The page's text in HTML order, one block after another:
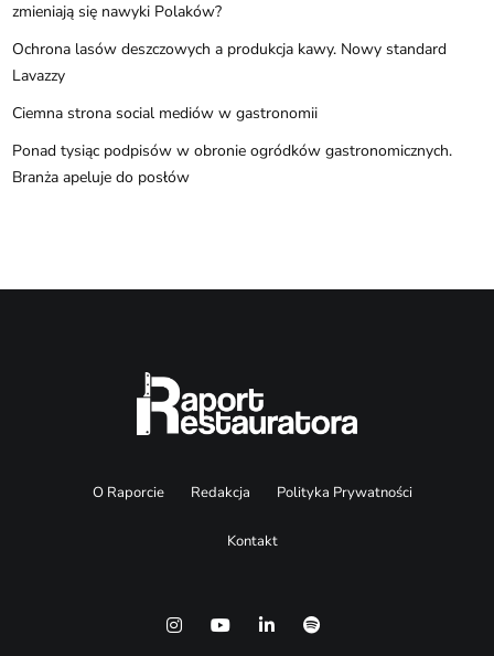
zmieniają się nawyki Polaków?
Ochrona lasów deszczowych a produkcja kawy. Nowy standard
Lavazzy
Ciemna strona social mediów w gastronomii
Ponad tysiąc podpisów w obronie ogródków gastronomicznych.
Branża apeluje do posłów
O Raporcie Redakcja Polityka Prywatności
Kontakt